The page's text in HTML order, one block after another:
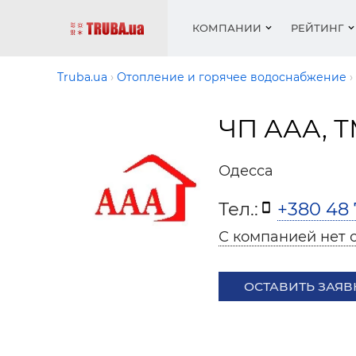
КОМПАНИИ
Котлы
РЕЙТИНГ
Работа
Разное
Холод,
Котлы
Монтаж
Акции
Фото
Truba.ua Отопление и горячее водоснабжение
ЧП ААА,
Одесса
Тел.: +380 48
С компанией нет
ОСТАВИТЬ